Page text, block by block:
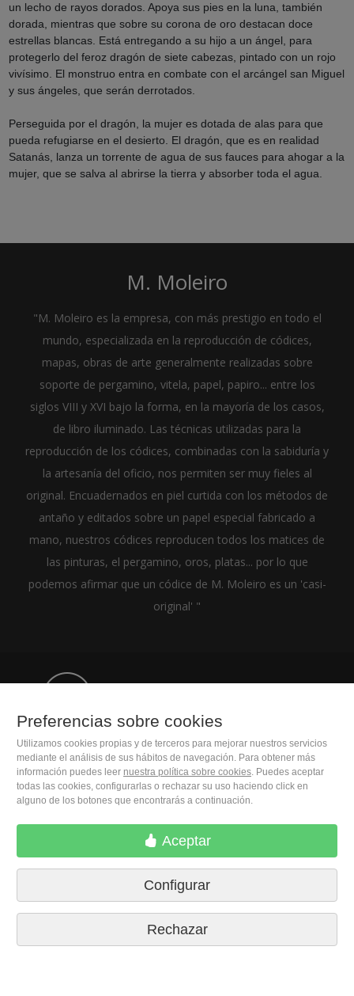
un lecho de rayos dorados. Apoya sus pies en la luna, también
dorada, mientras que sobre su corona de oro destacan doce
estrellas blancas. Está entregando a su hijo a un ángel, para
protegerlo del feroz dragón de siete cabezas, pintado con un rojo
vivísimo. El monstruo entra en combate con el arcángel san Miguel
y sus ángeles, que serán derrotados.
Perseguida por el dragón, la mujer es dotada de alas para que
pueda refugiarse en el desierto. El dragón, que es en realidad
Satanás, lanza un torrente de agua de sus fauces para ahogar a la
mujer, que se salva al abrirse la tierra y absorber toda el agua.
M. Moleiro
"M. Moleiro es la empresa, con más prestigio en todo el
mundo, especializada en la reproducción de códices,
mapas, obras de arte generalmente realizadas sobre
soporte de pergamino, vitela, papel, papiro... entre los
siglos VIII y XVI bajo la forma, en la mayoría de los casos,
de libro iluminado. Las técnicas utilizadas para la
reproducción de los códices, combinadas con la sabiduría y
la artesanía del oficio, nos permiten ser muy fieles al
original. Encuadernados en piel curtida con los métodos de
antaño y editados sobre un papel especial fabricado a
mano, nuestros códices reproducen todos los matices de
las pinturas, el pergamino, oros, platas... por lo que
podemos afirmar que un códice de M. Moleiro es un 'casi-
original' "
M. Moleiro Editor, S.A.
Travesera de Gracia, 17
E08021 Barcelona (Spain)
Condiciones de compra
Preferencias sobre cookies
Preferencias sobre cookies
Utilizamos cookies propias y de terceros para mejorar nuestros servicios
mediante el análisis de sus hábitos de navegación. Para obtener más
información puedes leer nuestra política sobre cookies. Puedes aceptar
todas las cookies, configurarlas o rechazar su uso haciendo click en
alguno de los botones que encontrarás a continuación.
Aceptar
Configurar
Rechazar